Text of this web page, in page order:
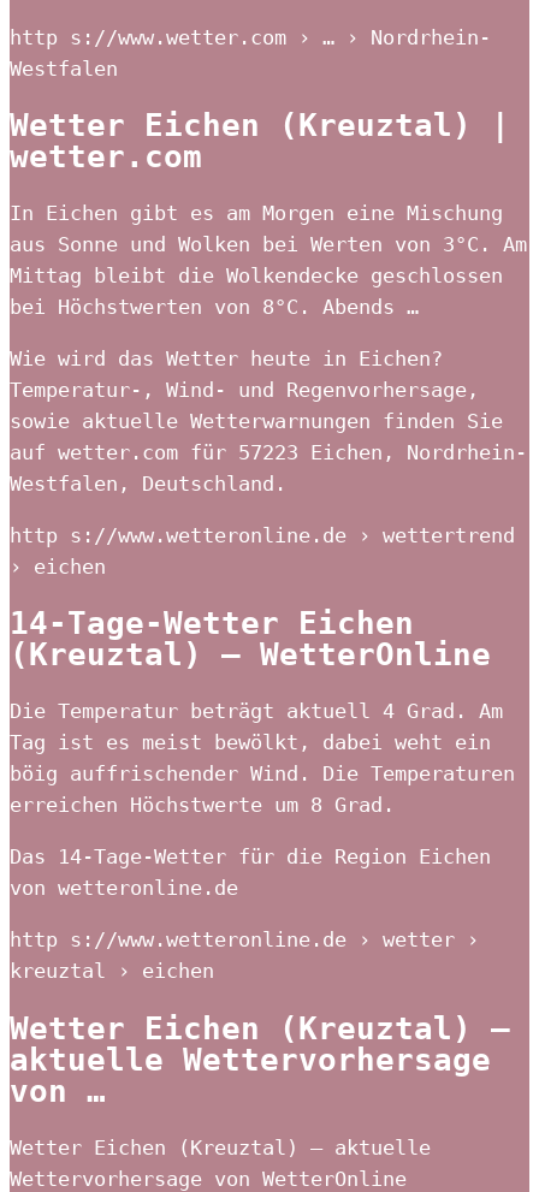
http s://www.wetter.com › … › Nordrhein-
Westfalen
Wetter Eichen (Kreuztal) |
wetter.com
In Eichen gibt es am Morgen eine Mischung
aus Sonne und Wolken bei Werten von 3°C. Am
Mittag bleibt die Wolkendecke geschlossen
bei Höchstwerten von 8°C. Abends …
Wie wird das Wetter heute in Eichen?
Temperatur-, Wind- und Regenvorhersage,
sowie aktuelle Wetterwarnungen finden Sie
auf wetter.com für 57223 Eichen, Nordrhein-
Westfalen, Deutschland.
http s://www.wetteronline.de › wettertrend
› eichen
14-Tage-Wetter Eichen
(Kreuztal) – WetterOnline
Die Temperatur beträgt aktuell 4 Grad. Am
Tag ist es meist bewölkt, dabei weht ein
böig auffrischender Wind. Die Temperaturen
erreichen Höchstwerte um 8 Grad.
Das 14-Tage-Wetter für die Region Eichen
von wetteronline.de
http s://www.wetteronline.de › wetter ›
kreuztal › eichen
Wetter Eichen (Kreuztal) –
aktuelle Wettervorhersage
von …
Wetter Eichen (Kreuztal) – aktuelle
Wettervorhersage von WetterOnline